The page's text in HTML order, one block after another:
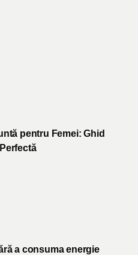
pentru Femei: Ghid
a consuma energie